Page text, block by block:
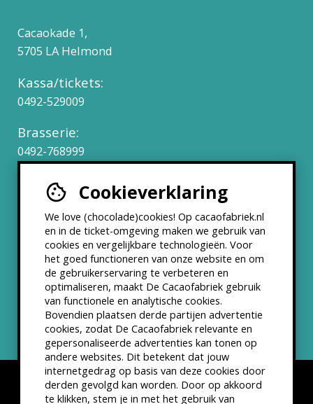
Cookieverklaring
We love (chocolade)cookies! Op cacaofabriek.nl
en in de ticket-omgeving maken we gebruik van
cookies en vergelijkbare technologieën. Voor
het goed functioneren van onze website en om
de gebruikerservaring te verbeteren en
optimaliseren, maakt De Cacaofabriek gebruik
van functionele en analytische cookies.
Bovendien plaatsen derde partijen advertentie
cookies, zodat De Cacaofabriek relevante en
gepersonaliseerde advertenties kan tonen op
andere websites. Dit betekent dat jouw
internetgedrag op basis van deze cookies door
derden gevolgd kan worden. Door op akkoord
te klikken, stem je in met het gebruik van
Cacaokade 1,
5705 LA Helmond
Kassa/tickets:
0492-529009
Brasserie:
0492-768999
Werken bij
Partners & Samenwerkingen
ANBI status
Nieuwsbrief